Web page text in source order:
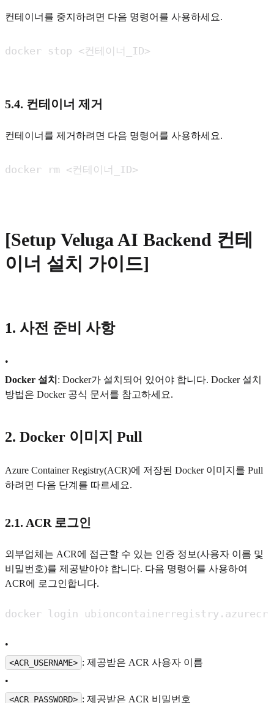
컨테이너를 중지하려면 다음 명령어를 사용하세요.
5.4. 컨테이너 제거
컨테이너를 제거하려면 다음 명령어를 사용하세요.
[Setup Veluga AI Backend 컨테
이너 설치 가이드]
1. 사전 준비 사항
•
Docker 설치 : Docker가 설치되어 있어야 합니다. Docker 설치
방법은 Docker 공식 문서를 참고하세요.
2. Docker 이미지 Pull
Azure Container Registry(ACR)에 저장된 Docker 이미지를 Pull
하려면 다음 단계를 따르세요.
2.1. ACR 로그인
외부업체는 ACR에 접근할 수 있는 인증 정보(사용자 이름 및
비밀번호)를 제공받아야 합니다. 다음 명령어를 사용하여
ACR에 로그인합니다.
•
<ACR_USERNAME> : 제공받은 ACR 사용자 이름
•
<ACR_PASSWORD> : 제공받은 ACR 비밀번호